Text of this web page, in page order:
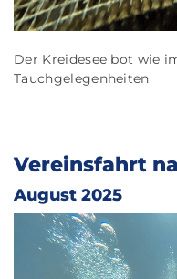
Der Kreidesee bot wie
Tauchgelegenheiten
Vereinsfahrt
August 2025